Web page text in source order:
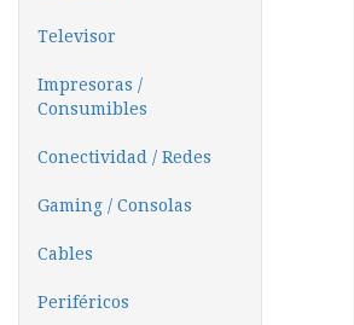
Televisor
Impresoras /
Consumibles
Conectividad / Redes
Gaming / Consolas
Cables
Periféricos